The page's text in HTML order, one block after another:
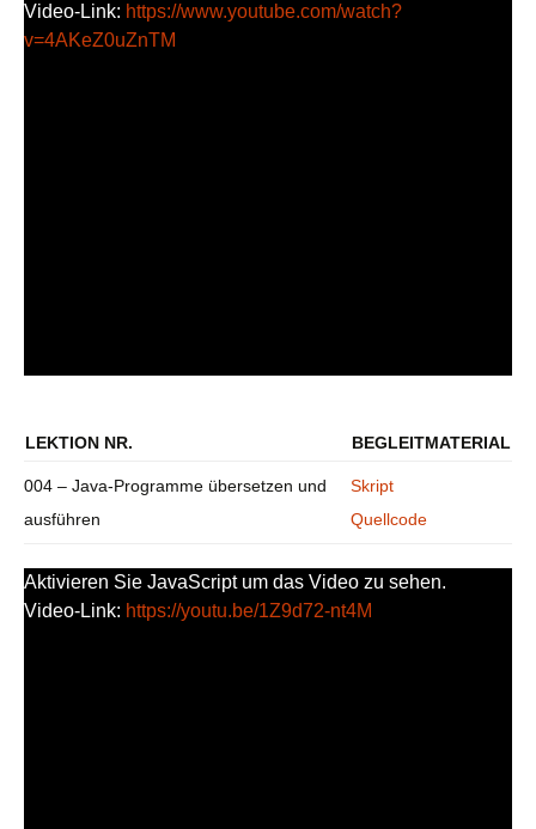
Video-Link: https://www.youtube.com/watch?
v=4AKeZ0uZnTM
LEKTION NR. BEGLEITMATERIAL
004 – Java-Programme übersetzen und
ausführen
Skript
Quellcode
Aktivieren Sie JavaScript um das Video zu sehen.
Video-Link: https://youtu.be/1Z9d72-nt4M